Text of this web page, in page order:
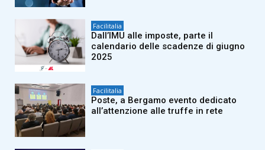
Facilitalia
Dall’IMU alle imposte, parte il
calendario delle scadenze di giugno
2025
Facilitalia
Poste, a Bergamo evento dedicato
all’attenzione alle truffe in rete